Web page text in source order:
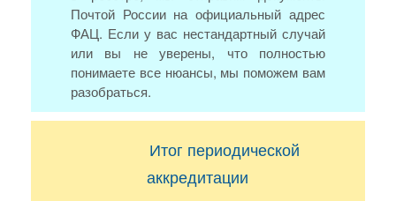
Почтой России на официальный адрес
ФАЦ. Если у вас нестандартный случай
или вы не уверены, что полностью
понимаете все нюансы, мы поможем вам
разобраться.
Итог периодической
аккредитации